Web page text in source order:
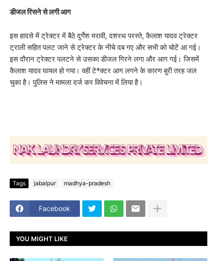
डीजल रिसने से लगी आग
इस हादसे में ट्रेक्टर में बैठे दुर्गेश मरावी, दशरथ परस्ते, कैलाश यादव ट्रेक्टर
ट्राली सहित पलट जाने से ट्रेक्टर के नीचे दब गए और सभी को चोटें आ गई।
इस दौरान ट्रेक्टर पलटने से उसका डीजल गिरने लगा और आग गई। जिसमें
कैलाश यादव घायल हो गया। वहीं टेªक्टर आग लगने के कारण बुरी तरह जल
चुका है। पुलिस ने मामला दर्ज कर विवेचना में लिया है।
Tags jabalpur madhya-pradesh
Facebook
YOU MIGHT LIKE